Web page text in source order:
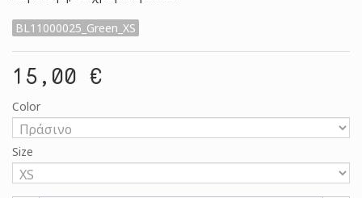
BL11000025_Green_XS
15,00 €
Color
Size